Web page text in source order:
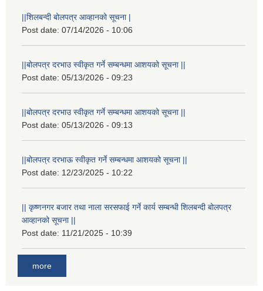
||शिलबन्दी बोलपत्र आव्हानको सूचना |
Post date: 07/14/2026 - 10:06
||बोलपत्र दरभाउ स्वीकृत गर्ने सम्बन्धमा आशयको सूचना ||
Post date: 05/13/2026 - 09:23
||बोलपत्र दरभाउ स्वीकृत गर्ने सम्बन्धमा आशयको सूचना ||
Post date: 05/13/2026 - 09:13
||बोलपत्र दरभाऊ स्वीकृत गर्ने सम्बन्धमा आशयको सूचना ||
Post date: 12/23/2025 - 10:22
|| कृष्णनगर बजार तथा नाला सरसफाई गर्ने कार्य सम्बन्धी शिलबन्दी बोलपत्र
आव्हानको सूचना ||
Post date: 11/21/2025 - 10:39
more